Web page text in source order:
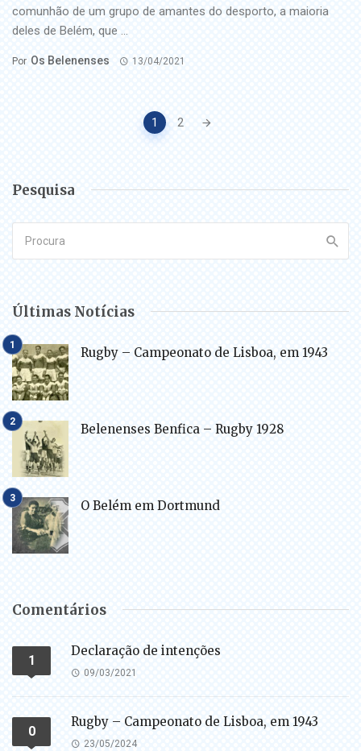
comunhão de um grupo de amantes do desporto, a maioria
deles de Belém, que ...
Por Os Belenenses 13/04/2021
1 2
Pesquisa
Últimas Notícias
Rugby – Campeonato de Lisboa, em 1943
Belenenses Benfica – Rugby 1928
O Belém em Dortmund
Comentários
1
Declaração de intenções
09/03/2021
0
Rugby – Campeonato de Lisboa, em 1943
23/05/2024